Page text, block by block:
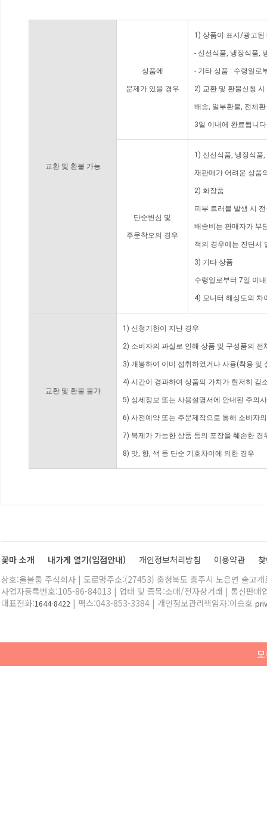
교환 및 환불 가능
상품에
문제가 있을 경우
1) 상품이 표시/광고된
- 신선식품, 냉장식품,
- 기타 상품 : 수령일로
2) 교환 및 환불신청
배송, 일부환불, 전체
3일 이내에 완료됩니
단순변심 및
주문착오의 경우
1) 신선식품, 냉장식품
재판매가 어려운 상품
2) 화장품
피부 트러블 발생 시
배송비는 판매자가 부
적의 경우에는 진단서
3) 기타 상품
수령일로부터 7일 이
4) 모니터 해상도의 차
교환 및 환불 불가
1) 신청기한이 지난 경우
2) 소비자의 과실로 인해 상품 및 구성품의
3) 개봉하여 이미 섭취하였거나 사용(착용 및
4) 시간이 경과하여 상품의 가치가 현저히 감
5) 상세정보 또는 사용설명서에 안내된 주의
6) 사전예약 또는 주문제작으로 통해 소비자
7) 복제가 가능한 상품 등의 포장을 훼손한 경
8) 맛, 향, 색 등 단순 기호차이에 의한 경우
꽃마 소개 내가게 열기(입점안내) 개인정보처리방침 이용약관
상호:올블룸 주식회사 | 도로명주소:(27453) 충청북도 충주시 노은면 솔고
사업자등록번호:105-86-84013 | 업태 및 종목:소매/전자상거래 | 통신판매
대표전화:1644-8422 | 팩스:043-853-3384 | 개인정보관리책임자:이승호